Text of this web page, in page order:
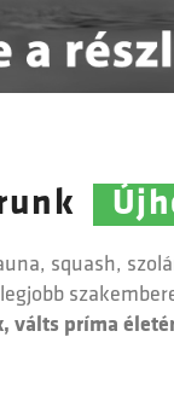
squash,
válts príma